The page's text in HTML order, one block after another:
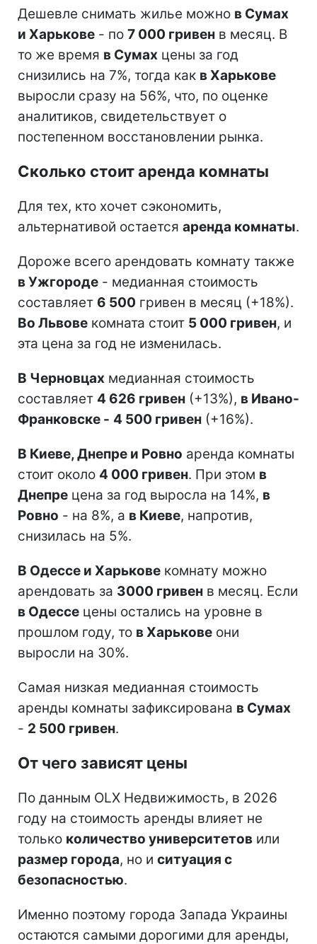
Дешевле снимать жилье можно в Сумах
и Харькове - по 7 000 гривен в месяц. В
то же время в Сумах цены за год
снизились на 7%, тогда как в Харькове
выросли сразу на 56%, что, по оценке
аналитиков, свидетельствует о
постепенном восстановлении рынка.
Сколько стоит аренда комнаты
Для тех, кто хочет сэкономить,
альтернативой остается аренда комнаты.
Дороже всего арендовать комнату также
в Ужгороде - медианная стоимость
составляет 6 500 гривен в месяц (+18%).
Во Львове комната стоит 5 000 гривен, и
эта цена за год не изменилась.
В Черновцах медианная стоимость
составляет 4 626 гривен (+13%), в Ивано-
Франковске - 4 500 гривен (+16%).
В Киеве, Днепре и Ровно аренда комнаты
стоит около 4 000 гривен. При этом в
Днепре цена за год выросла на 14%, в
Ровно - на 8%, а в Киеве, напротив,
снизилась на 5%.
В Одессе и Харькове комнату можно
арендовать за 3000 гривен в месяц. Если
в Одессе цены остались на уровне в
прошлом году, то в Харькове они
выросли на 30%.
Самая низкая медианная стоимость
аренды комнаты зафиксирована в Сумах
- 2 500 гривен.
От чего зависят цены
По данным OLX Недвижимость, в 2026
году на стоимость аренды влияет не
только количество университетов или
размер города, но и ситуация с
безопасностью.
Именно поэтому города Запада Украины
остаются самыми дорогими для аренды,